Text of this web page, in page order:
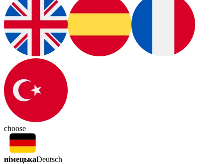
choose
німецькаDeutsch